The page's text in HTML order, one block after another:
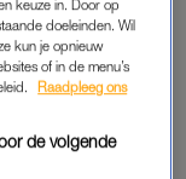
verdachte.
ingezet.
en daarom
“Wat het meisje
het
keuze in. Door op
doeleinden. Wil
kun je opnieuw
of in de menu’s
Raadpleeg ons
de volgende